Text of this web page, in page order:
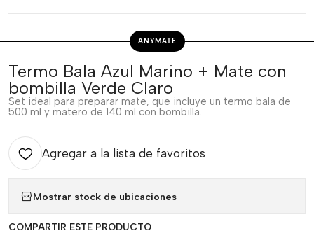
ANYMATE
Termo Bala Azul Marino + Mate con
bombilla Verde Claro
Set ideal para preparar mate, que incluye un termo bala de
500 ml y matero de 140 ml con bombilla.
Agregar a la lista de favoritos
Mostrar stock de ubicaciones
COMPARTIR ESTE PRODUCTO